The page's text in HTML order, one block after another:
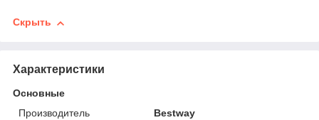
Скрыть
Характеристики
Основные
Производитель
Bestway